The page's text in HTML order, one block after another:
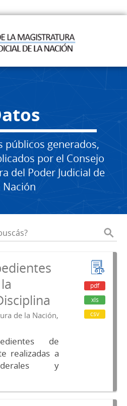
públicos generados,
por el Consejo
del Poder Judicial de
Nación
de la Nación,
de
realizadas a
y
pdf
xls
csv